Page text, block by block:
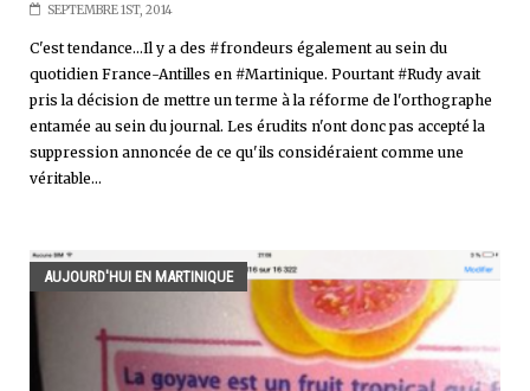
SEPTEMBRE 1ST, 2014
C'est tendance...Il y a des #frondeurs également au sein du
quotidien France-Antilles en #Martinique. Pourtant #Rudy avait
pris la décision de mettre un terme à la réforme de l'orthographe
entamée au sein du journal. Les érudits n'ont donc pas accepté la
suppression annoncée de ce qu'ils considéraient comme une
véritable...
AUJOURD'HUI EN MARTINIQUE